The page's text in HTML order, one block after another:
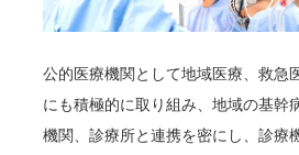
公的医療機関として地域医療、救急
にも積極的に取り組み、地域の基幹
機関、診療所と連携を密にし、診療